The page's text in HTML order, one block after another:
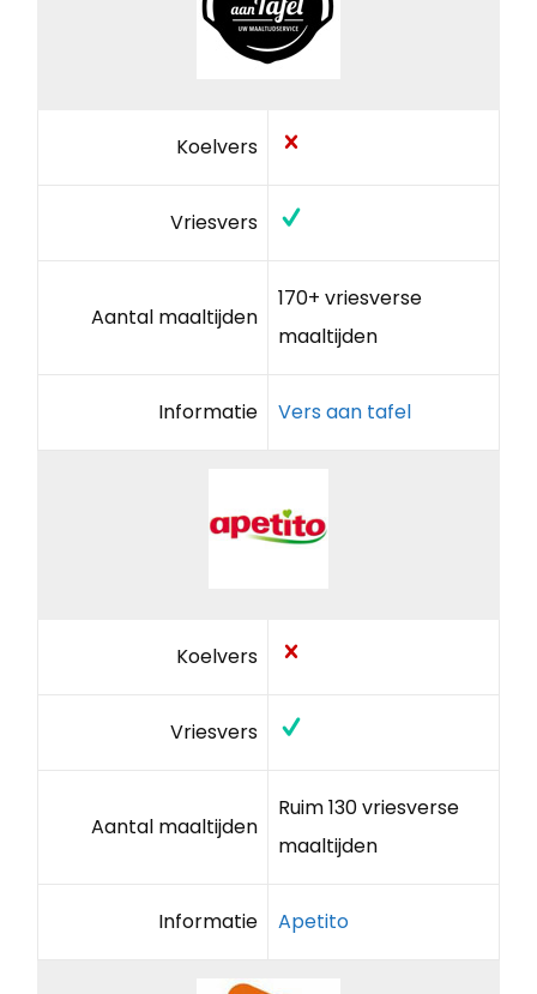
Koelvers
Vriesvers
Aantal maaltijden
170+ vriesverse
maaltijden
Informatie Vers aan tafel
Koelvers
Vriesvers
Aantal maaltijden
Ruim 130 vriesverse
maaltijden
Informatie Apetito